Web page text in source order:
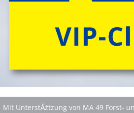
Mit UnterstĂźtzung von MA 49 Forst-